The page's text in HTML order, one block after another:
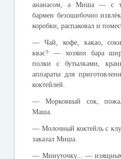
ананасом
а Миша— с
бармен безошибочно извлёк
коробки ,распаковал и
— Чай кофе, какао,соки
квас? — хозяин бара
полки
с бутылками ,
аппараты для
коктейлей
— Морковвый сок,
Маша
— Молочный коктейль с
заказал Миша
— Минуточку... —